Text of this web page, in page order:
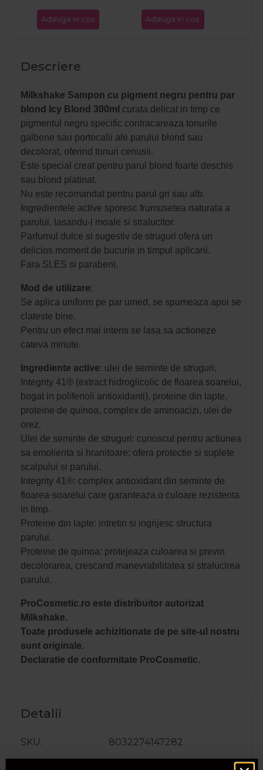
Adauga in cos Adauga in cos
Descriere
Milkshake Sampon cu pigment negru pentru par
blond Icy Blond 300ml curata delicat in timp ce
pigmentul negru specific contracareaza tonurile
galbene sau portocalii ale parului blond sau
decolorat, oferind tonuri cenusii.
Este special creat pentru parul blond foarte deschis
sau blond platinat.
Nu este recomandat pentru parul gri sau alb.
Ingredientele active sporesc frumusetea naturala a
parului, lasandu-l moale si stralucitor.
Parfumul dulce si sugestiv de struguri ofera un
delicios moment de bucurie in timpul aplicarii.
Fara SLES si parabeni.
Mod de utilizare:
Se aplica uniform pe par umed, se spumeaza apoi se
clateste bine.
Pentru un efect mai intens se lasa sa actioneze
cateva minute.
Ingrediente active: ulei de seminte de struguri,
Integrity 41® (extract hidroglicolic de floarea soarelui,
bogat in polifenoli antioxidanti), proteine din lapte,
proteine de quinoa, complex de aminoacizi, ulei de
orez.
Ulei de seminte de struguri: cunoscut pentru actiunea
sa emolienta si hranitoare; ofera protectie si suplete
scalpului si parului.
Integrity 41®: complex antioxidant din seminte de
floarea-soarelui care garanteaza o culoare rezistenta
in timp.
Proteine din lapte: intretin si ingrijesc structura
parului.
Proteine de quinoa: protejeaza culoarea si previn
decolorarea, crescand manevrabilitatea si stralucirea
parului.
ProCosmetic.ro este distribuitor autorizat
Milkshake.
Toate produsele achizitionate de pe site-ul nostru
sunt originale.
Declaratie de conformitate ProCosmetic.
Detalii
SKU
8032274147282
Categorii
Sampoane